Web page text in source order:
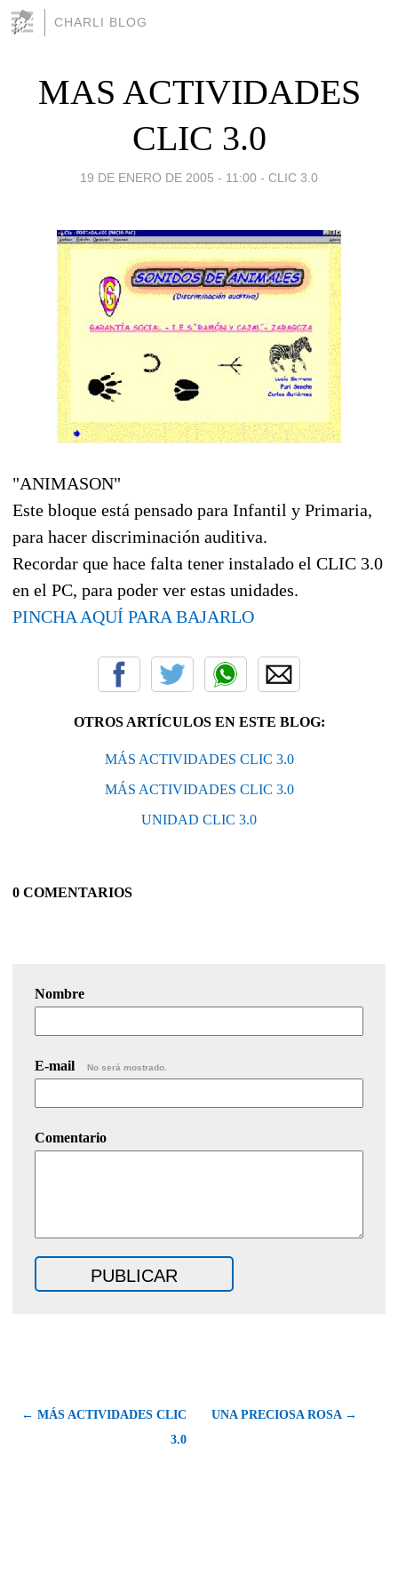
CHARLI BLOG
MAS ACTIVIDADES
CLIC 3.0
19 DE ENERO DE 2005 - 11:00 - CLIC 3.0
"ANIMASON"
Este bloque está pensado para Infantil y Primaria,
para hacer discriminación auditiva.
Recordar que hace falta tener instalado el CLIC 3.0
en el PC, para poder ver estas unidades.
PINCHA AQUÍ PARA BAJARLO
OTROS ARTÍCULOS EN ESTE BLOG:
MÁS ACTIVIDADES CLIC 3.0
MÁS ACTIVIDADES CLIC 3.0
UNIDAD CLIC 3.0
0 COMENTARIOS
Nombre
E-mail No será mostrado.
Comentario
← MÁS ACTIVIDADES CLIC
3.0
UNA PRECIOSA ROSA →